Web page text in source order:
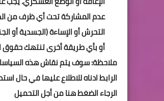
عدم المشاركة تحت أي ظرف من
التحرش أو الإساءة (الجسدية أو
أو بأي طريقة أخرى تنتهك حقوق
ملاحظة: سوف يتم نقاش هذه
الرابط ادناه للاطلاع عليها في حال
الرجاء الضغط هنا من أجل التحميل